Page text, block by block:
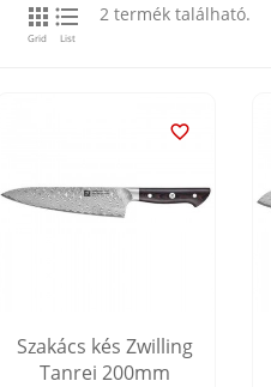

Grid

List
2 termék található.

Szakács kés Zwilling
Tanrei 200mm